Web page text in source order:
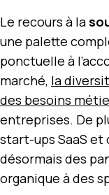
Le recours à la
une palette
ponctuelle à
marché, la
des besoins
entreprises. De
start-ups SaaS
désormais des
organique à des